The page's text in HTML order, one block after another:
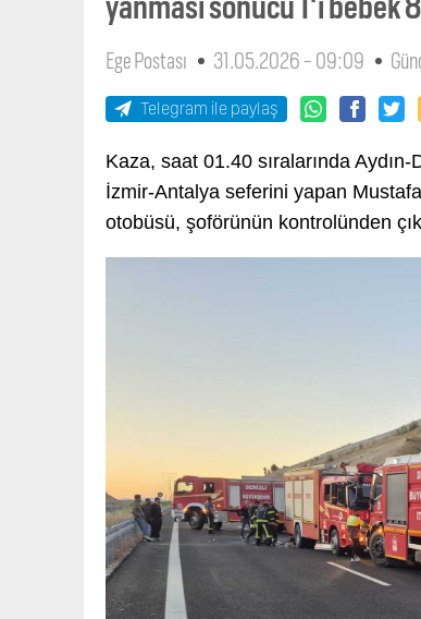
Ege Postası 31.05.2026 - 09:09
Telegram ile paylaş
Kaza, saat 01.40 sıralarında
İzmir-Antalya seferini yapan
otobüsü, şoförünün kontrolünden